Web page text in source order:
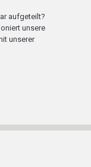
aufgeteilt?
unsere
unserer